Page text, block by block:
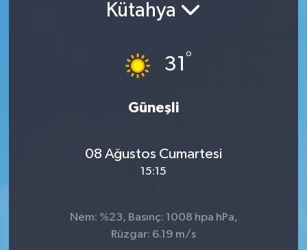
Kütahya
31 °
Güneşli
08 Ağustos Cumartesi
15:15
Nem: %23, Basınç: 1008 hpa hPa,
Rüzgar: 6.19 m/s